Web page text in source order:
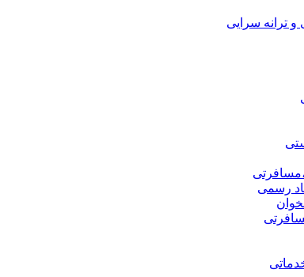
و ترانه سرایی
رسمی